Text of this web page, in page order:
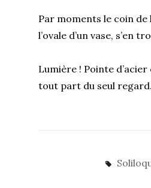
Par moments le coin de
l’ovale d’un vase, s’en
Lumière ! Pointe d’acier
tout part du seul regard.